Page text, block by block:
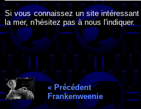
Si vous connaissez un site
la mer, n'hésitez pas à nous l'indiquer.
« Précédent
Frankenweenie